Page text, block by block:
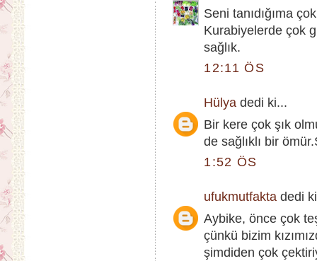
Seni tanıdığıma
Kurabiyelerde çok
sağlık.
12:11 ÖS
Hülya dedi ki...
Bir kere çok şık
de sağlıklı bir
1:52 ÖS
ufukmutfakta dedi
Aybike, önce çok
çünkü bizim
şimdiden çok